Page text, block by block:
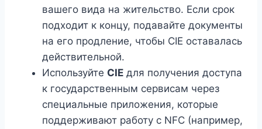
вашего вида на жительство. Если срок
подходит к концу, подавайте документы
на его продление, чтобы CIE оставалась
действительной.
Используйте CIE для получения доступа
к государственным сервисам через
специальные приложения, которые
поддерживают работу с NFC (например,